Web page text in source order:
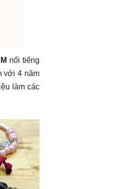
nổi tiếng
với 4 năm
làm các